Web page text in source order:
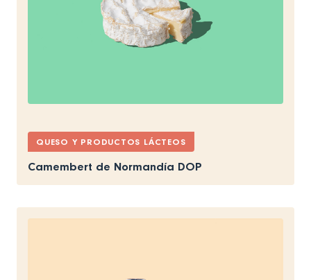
QUESO Y PRODUCTOS LÁCTEOS
Camembert de Normandía DOP